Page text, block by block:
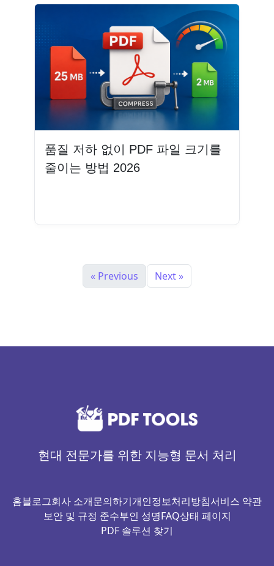
품질 저하 없이 PDF 파일 크기를
줄이는 방법 2026
« Previous Next »
현대 전문가를 위한 지능형 문서 처리
홈블로그회사 소개문의하기개인정보처리방침서비스 약관
보안 및 규정 준수부인 성명FAQ상태 페이지
PDF 솔루션 찾기